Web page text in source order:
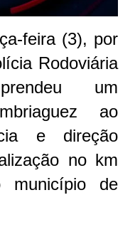
feira (3), por
Rodoviária
um
ao
e direção
no km
município de